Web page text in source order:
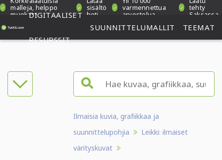
malleja, helppo
muokata
sisältö
heti
varmennettua
arvostelua
tehty
Saksassa
DIGITAALISET
RESURSSIT
SUUNNITTELUMALLIT TEEMAT
Ilmaisia kuvia, grafiikkaa ja
suunnittelupohjia
Leikki: ilmaiset
värityskuvat